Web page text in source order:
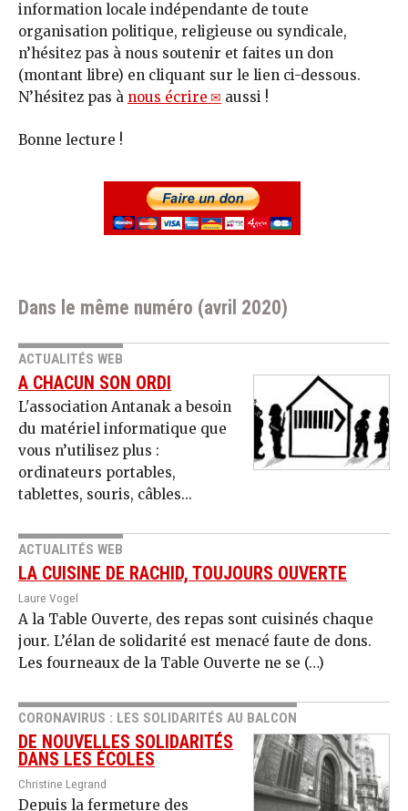
information locale indépendante de toute
organisation politique, religieuse ou syndicale,
n’hésitez pas à nous soutenir et faites un don
(montant libre) en cliquant sur le lien ci-dessous.
N’hésitez pas à nous écrire aussi !
Bonne lecture !
Dans le même numéro (avril 2020)
ACTUALITÉS WEB
A CHACUN SON ORDI
L'association Antanak a besoin
du matériel informatique que
vous n’utilisez plus :
ordinateurs portables,
tablettes, souris, câbles...
ACTUALITÉS WEB
LA CUISINE DE RACHID, TOUJOURS OUVERTE
Laure Vogel
A la Table Ouverte, des repas sont cuisinés chaque
jour. L’élan de solidarité est menacé faute de dons.
Les fourneaux de la Table Ouverte ne se (…)
CORONAVIRUS : LES SOLIDARITÉS AU BALCON
DE NOUVELLES SOLIDARITÉS
DANS LES ÉCOLES
Christine Legrand
Depuis la fermeture des